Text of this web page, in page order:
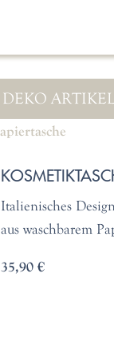
DEKO
Italienisches
aus waschbarem
35,90 €